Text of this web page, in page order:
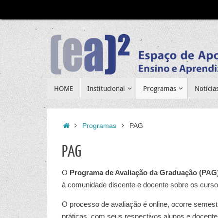
para
conteúdo
para
conteúdo
HOME Institucional Programas
HomeProgramas PAG
PAG
O Programa de Avaliação da Graduação
à comunidade discente e docente sobre os
O processo de avaliação é online, ocorre